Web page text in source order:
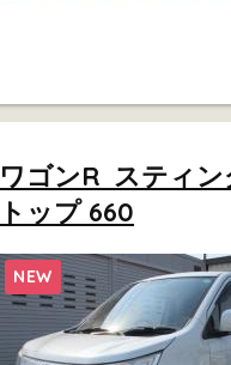
ワゴンR スティ
トップ 660
NEW